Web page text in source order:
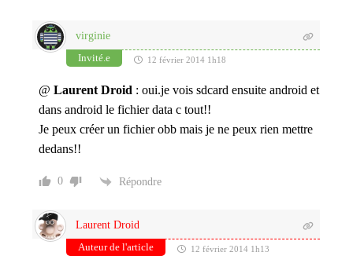
virginie
Invité.e
12 février 2014 1h18
@ Laurent Droid : oui.je vois sdcard ensuite android et
dans android le fichier data c tout!!
Je peux créer un fichier obb mais je ne peux rien mettre
dedans!!
0 Répondre
Laurent Droid
Auteur de l'article
12 février 2014 1h13